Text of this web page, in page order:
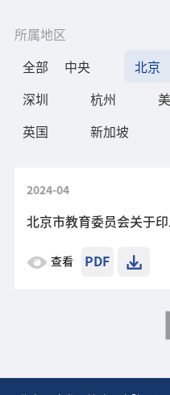
所属地区
全部
中央 北
深圳
杭州
英国
新加坡
2024-04
查看 PDF